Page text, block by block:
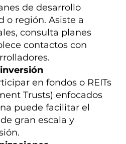
de desarrollo
o región. Asiste a
consulta planes
contactos con
en fondos o REITs
Trusts) enfocados
puede facilitar el
gran escala y